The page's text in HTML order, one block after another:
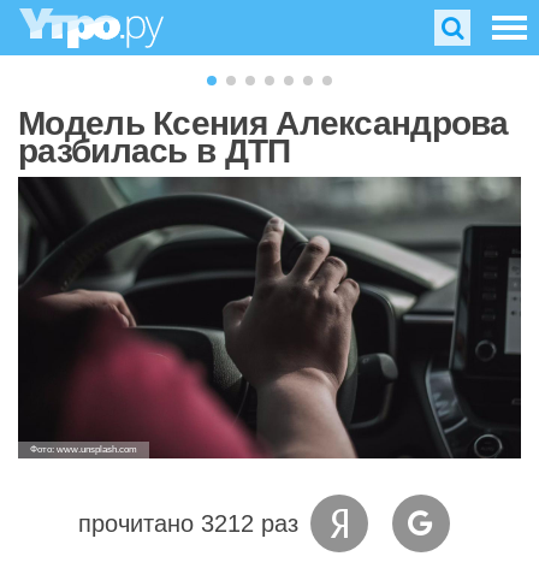
Модель Ксения Александрова
разбилась в ДТП
Фото: www.unsplash.com
прочитано 3212 раз